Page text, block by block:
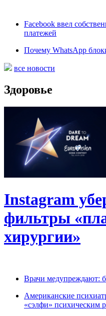
Facebook ввел
платежей
Почему WhatsApp
все новости
Здоровье
Instagram
фильтры
хирургии»
Врачи медупреждают:
Американские
«сэлфи» психическим